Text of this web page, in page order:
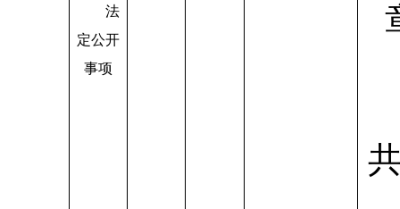
法
定公开
事项